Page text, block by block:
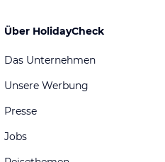
Über HolidayCheck
Das Unternehmen
Unsere Werbung
Presse
Jobs